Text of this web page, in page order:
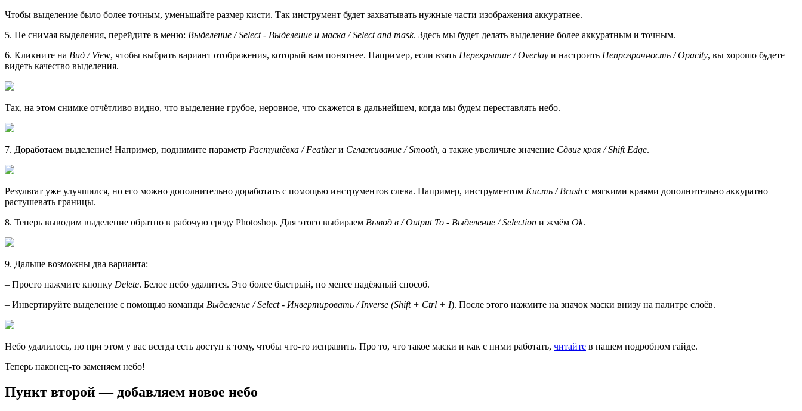
Чтобы выделение было более точным, уменьшайте размер кисти. Так инструмент будет захватывать нужные части изображения аккуратнее.
5. Не снимая выделения, перейдите в меню: Выделение / Select - Выделение и маска / Select and mask. Здесь мы будет делать выделение более аккуратным и точным.
6. Кликните на Вид / View, чтобы выбрать вариант отображения, который вам понятнее. Например, если взять Перекрытие / Overlay и настроить Непрозрачность / Opacity, вы хорошо будете
видеть качество выделения.
Так, на этом снимке отчётливо видно, что выделение грубое, неровное, что скажется в дальнейшем, когда мы будем переставлять небо.
7. Доработаем выделение! Например, поднимите параметр Растушёвка / Featherи Сглаживание / Smooth, а также увеличьте значение Сдвиг края / Shift Edge.
Результат уже улучшился, но его можно дополнительно доработать с помощью инструментов слева. Например, инструментом Кисть / Brush с мягкими краями дополнительно аккуратно
растушевать границы.
8. Теперь выводим выделение обратно в рабочую среду Photoshop. Для этого выбираем Вывод в / Output To - Выделение / Selection и жмём Ok.
9. Дальше возможны два варианта:
– Просто нажмите кнопку Delete. Белое небо удалится. Это более быстрый, но менее надёжный способ.
– Инвертируйте выделение с помощью команды Выделение / Select - Инвертировать / Inverse (Shift + Ctrl + I). После этого нажмите на значок маски внизу на палитре слоёв.
Небо удалилось, но при этом у вас всегда есть доступ к тому, чтобы что-то исправить. Про то, что такое маски и как с ними работать, читайте в нашем подробном гайде.
Теперь наконец-то заменяем небо!
Пункт второй — добавляем новое небо